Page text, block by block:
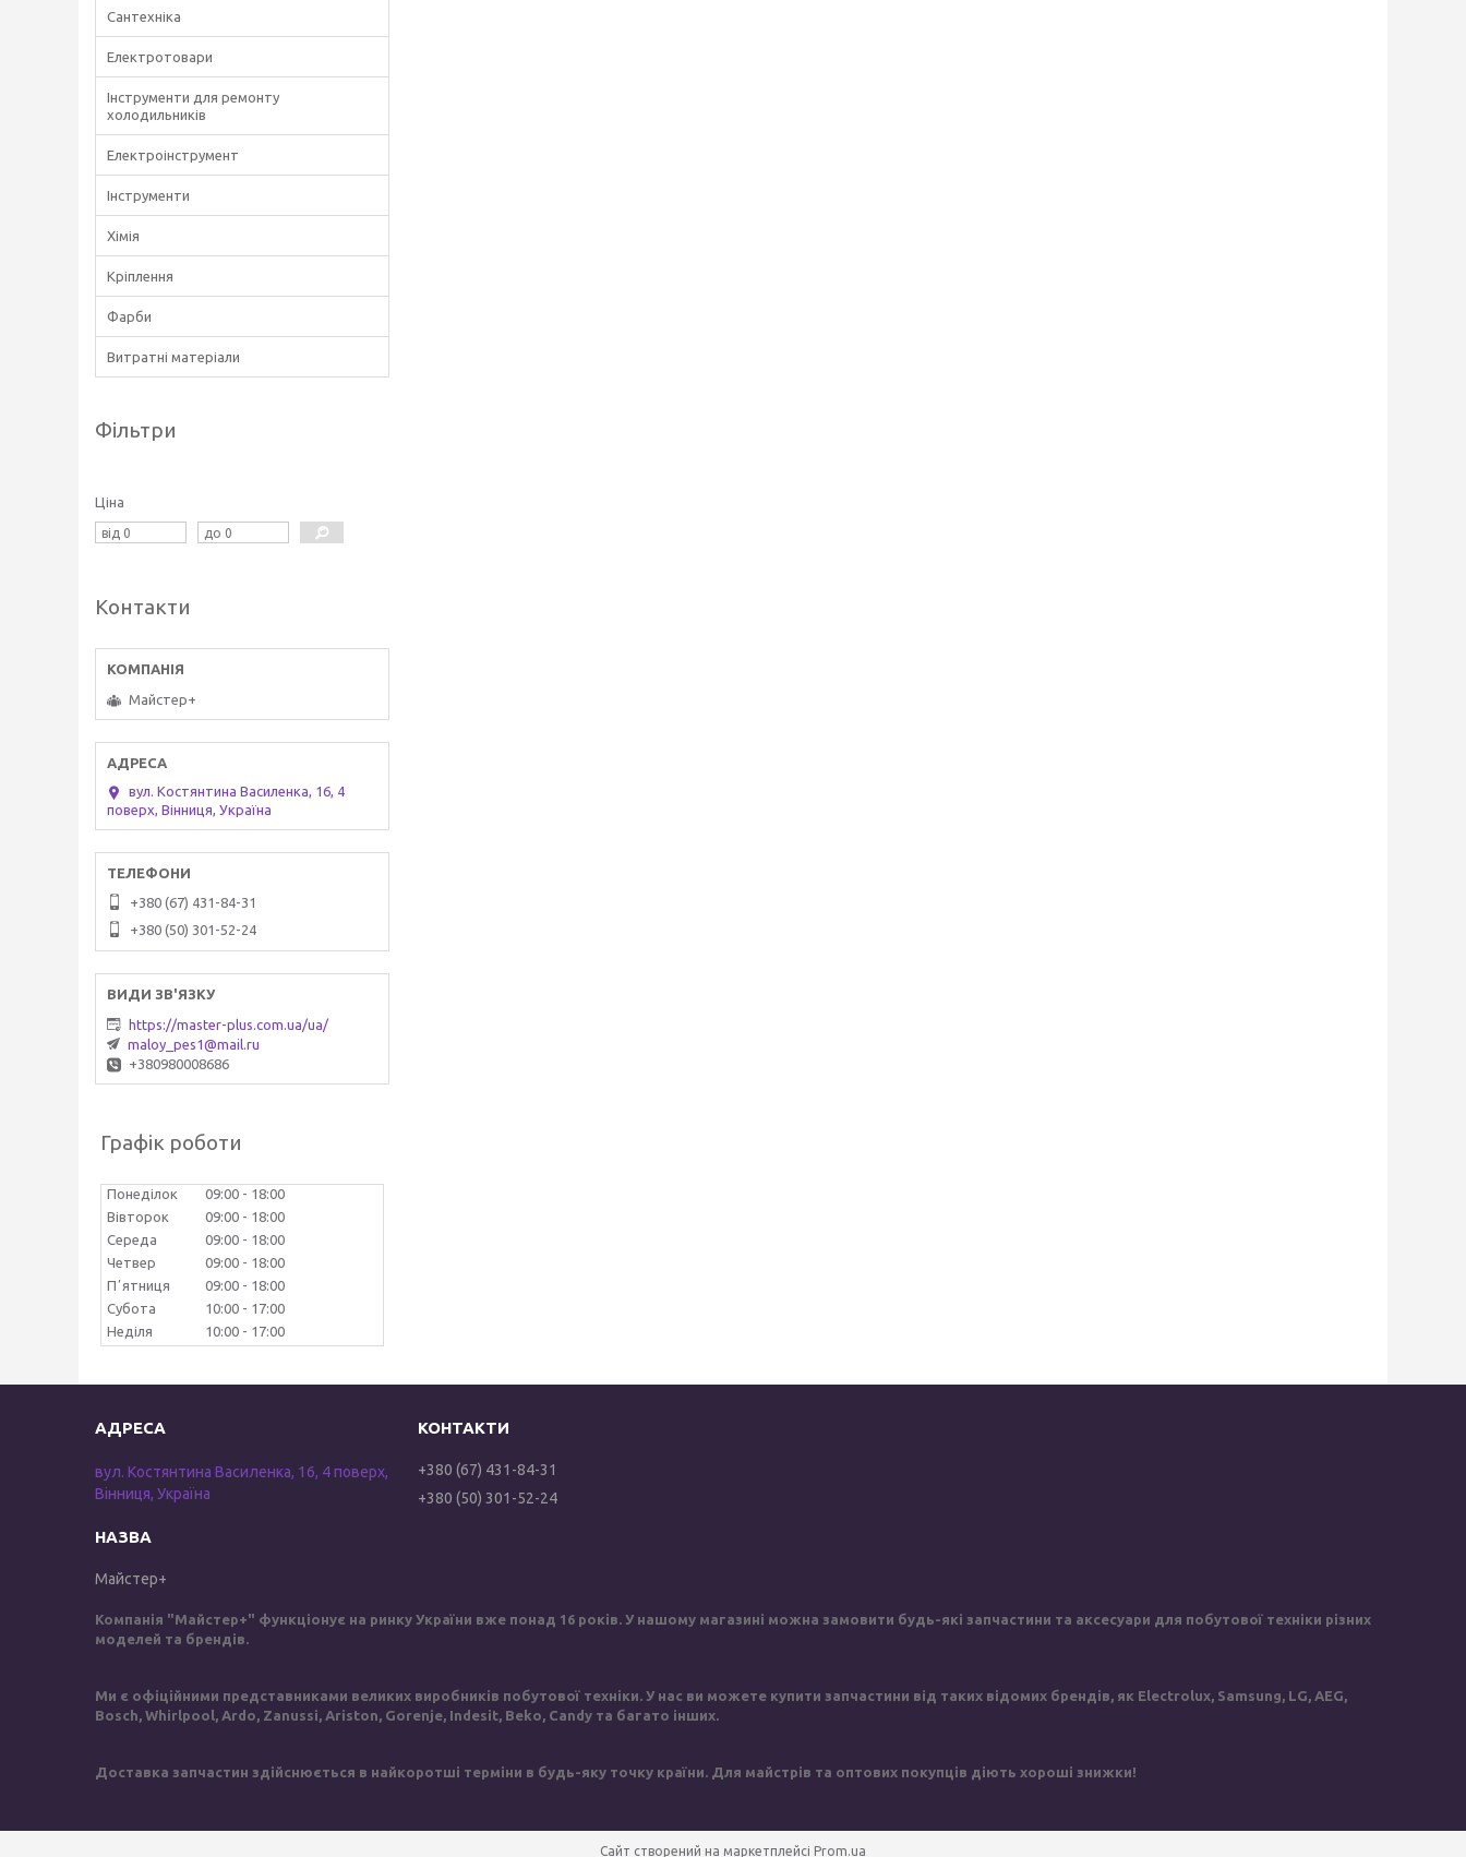
Сантехніка
Електротовари
Інструменти для ремонту
холодильників
Електроінструмент
Інструменти
Хімія
Кріплення
Фарби
Витратні матеріали
Фільтри
Ціна
Контакти
Майстер+
вул. Костянтина Василенка, 16, 4
поверх, Вінниця, Україна
+380 (67) 431-84-31
+380 (50) 301-52-24
https://master-plus.com.ua/ua/
maloy_pes1@mail.ru
+380980008686
Графік роботи
Понеділок 09:00
18:00
Вівторок
09:00
18:00
Середа
09:00
18:00
Четвер
09:00
18:00
Пʼятниця
09:00
18:00
Субота
10:00
17:00
Неділя
10:00 17:00
вул. Костянтина Василенка, 16, 4 поверх,
Вінниця, Україна
Майстер+
+380 (67) 431-84-31
+380 (50) 301-52-24
Компанія "Майстер+" функціонує на ринку України вже понад 16 років. У нашому магазині можна замовити будь-які запчастини та аксесуари для побутової техніки різних
моделей та брендів.
Ми є офіційними представниками великих виробників побутової техніки. У нас ви можете купити запчастини від таких відомих брендів, як Electrolux, Samsung, LG, AEG,
Bosch, Whirlpool, Ardo, Zanussi, Ariston, Gorenje, Indesit, Beko, Candy та багато інших.
Доставка запчастин здійснюється в найкоротші терміни в будь-яку точку країни. Для майстрів та оптових покупців діють хороші знижки!
Сайт створений на маркетплейсі Prom.ua